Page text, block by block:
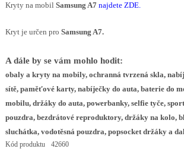
Kryty na mobil Samsung A7 najdete ZDE.
Kryt je určen pro Samsung A7.
A dále by se vám mohlo hodit:
obaly a kryty na mobily, ochranná tvrzená skla,
sítě, paměťové karty, nabíječky do auta, baterie do
mobilu, držáky do auta, powerbanky, selfie tyče,
pouzdra, bezdrátové reproduktory, držáky na kolo,
sluchátka, vodotěsná pouzdra, popsocket držákya
Kód produktu 42660